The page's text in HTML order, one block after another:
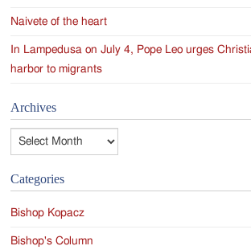
Naivete of the heart
In Lampedusa on July 4, Pope Leo urges
harbor to migrants
Archives
Archives
Categories
Bishop Kopacz
Bishop's Column